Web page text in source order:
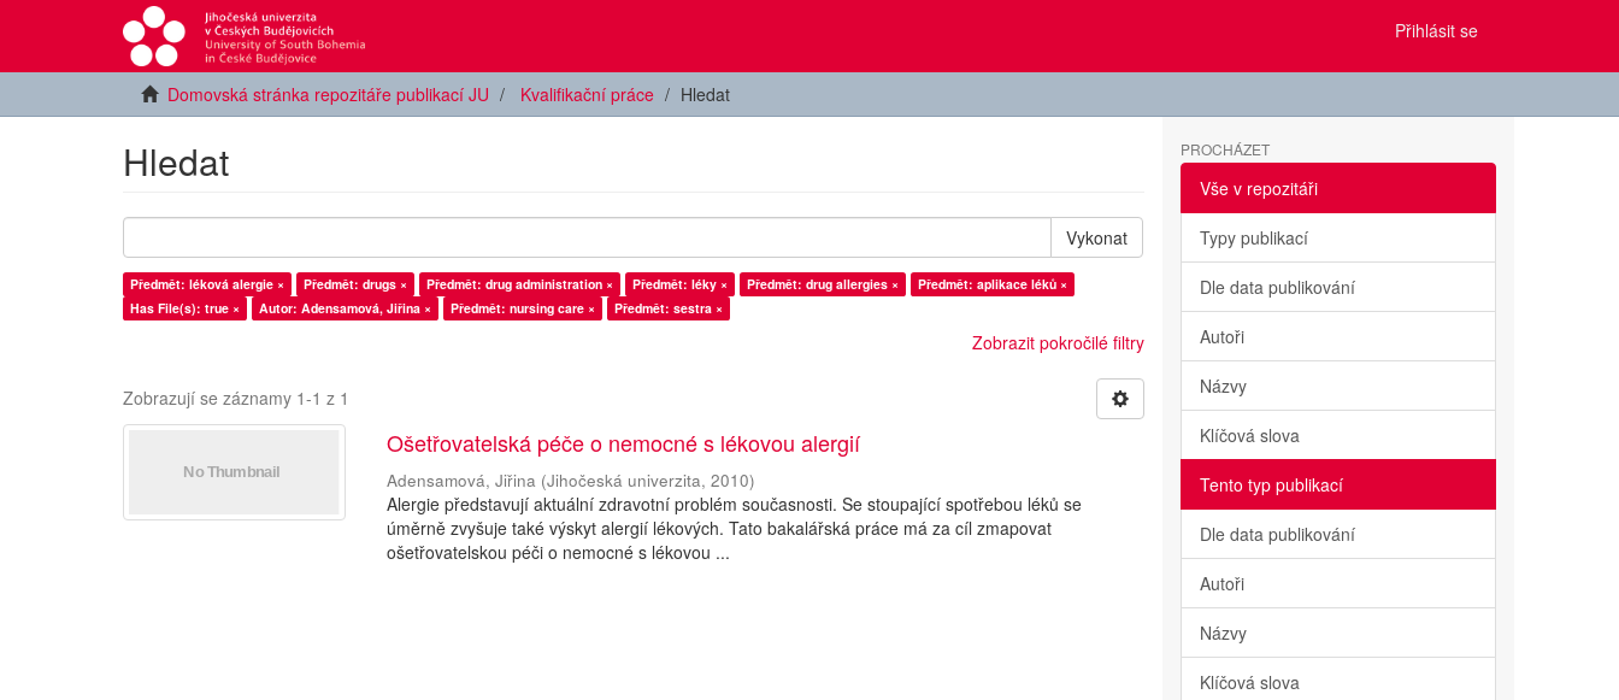
Přihlásit se
Domovská stránka repozitáře publikací JU Kvalifikační práce Hledat
Hledat
Vykonat
Předmět: léková alergie × Předmět: drugs × Předmět: drug administration × Předmět: léky × Předmět: drug allergies ×
Předmět: aplikace léků ×
Has File(s): true ×
Autor: Adensamová, Jiřina × Předmět: nursing care × Předmět: sestra ×
Zobrazit pokročilé filtry
Zobrazují se záznamy 1-1 z 1
Ošetřovatelská péče o nemocné s lékovou alergií
Adensamová, Jiřina (Jihočeská univerzita,2010)
Alergie představují aktuální zdravotní problém současnosti. Se stoupající spotřebou léků se
úměrně zvyšuje také výskyt alergií lékových. Tato bakalářská práce má za cíl zmapovat
ošetřovatelskou péči o nemocné s lékovou ...
PROCHÁZET
Vše v repozitáři
Typy publikací
Dle data publikování
Autoři
Názvy
Klíčová slova
Tento typ publikací
Dle data publikování
Autoři
Názvy
Klíčová slova